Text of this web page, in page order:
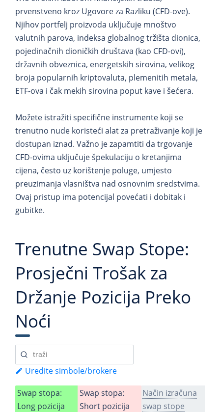
prvenstveno kroz Ugovore za Razliku (CFD-ove).
Njihov portfelj proizvoda uključuje mnoštvo
valutnih parova, indeksa globalnog tržišta dionica,
pojedinačnih dioničkih društava (kao CFD-ovi),
državnih obveznica, energetskih sirovina, velikog
broja popularnih kriptovaluta, plemenitih metala,
ETF-ova i čak mekih sirovina poput kave i šećera.
Možete istražiti specifične instrumente koji se
trenutno nude koristeći alat za pretraživanje koji je
dostupan iznad. Važno je zapamtiti da trgovanje
CFD-ovima uključuje špekulaciju o kretanjima
cijena, često uz korištenje poluge, umjesto
preuzimanja vlasništva nad osnovnim sredstvima.
Ovaj pristup ima potencijal povećati i dobitak i
gubitke.
Trenutne Swap Stope:
Prosječni Trošak za
Držanje Pozicija Preko
Noći
Uredite simbole/brokere
Swap stopa:
Long pozicija
Swap stopa:
Short pozicija
Način izračuna
swap stope